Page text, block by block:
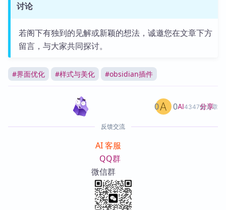
讨论
若阁下有独到的见解或新颖的想法，诚邀您在文章下方
留言，与大家共同探讨。
#界面优化 #样式与美化 #obsidian插件
AI4347篇文章
0 0 分享
反馈交流
AI 客服
QQ群
微信群